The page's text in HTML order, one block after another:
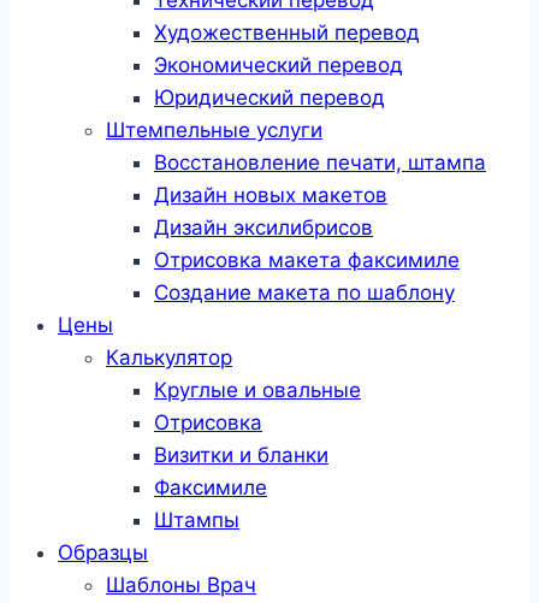
Художественный перевод
Экономический перевод
Юридический перевод
Штемпельные услуги
Восстановление печати, штампа
Дизайн новых макетов
Дизайн эксилибрисов
Отрисовка макета факсимиле
Создание макета по шаблону
Цены
Калькулятор
Круглые и овальные
Отрисовка
Визитки и бланки
Факсимиле
Штампы
Образцы
Шаблоны Врач